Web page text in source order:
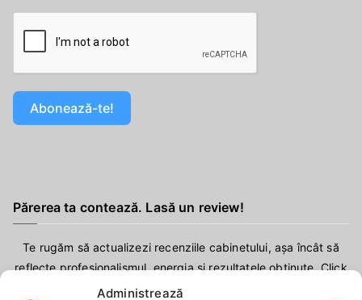
Administrează
Abonează-te!
Părerea ta contează. Lasă un review!
Te rugăm să actualizezi recenziile cabinetului, așa încât să
reflecte profesionalismul, energia și rezultatele obținute. Click
aici